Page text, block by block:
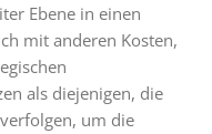
Ebene in einen
mit anderen Kosten,
als diejenigen, die
um die